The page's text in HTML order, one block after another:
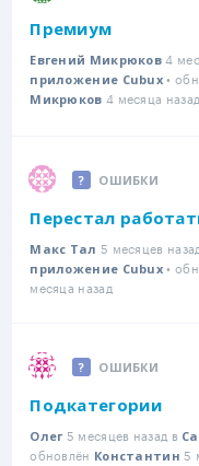
Премиум
Евгений Микрюков 4
приложение Cubux •
Микрюков 4 месяца назад
ОШИБКИ
Перестал
Макс Тал 5 месяцев
приложение Cubux •
месяца назад
ОШИБКИ
Подкатегории
Олег5 месяцев назад в
обновлён Константин 5